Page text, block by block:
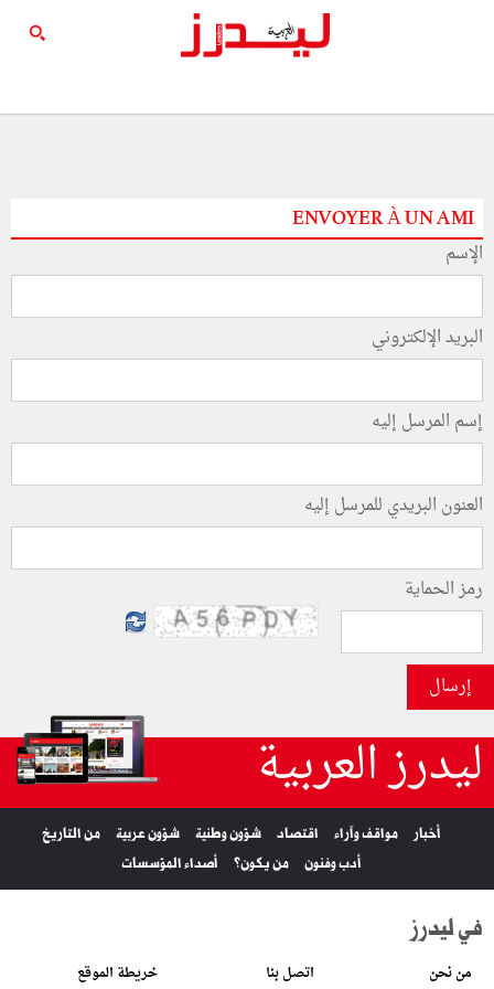
ENVOYER À UN AMI
الإسم
البريد الإلكتروني
إسم المرسل إليه
العنون البريدي للمرسل إليه
رمز الحماية
إرسال
ليدرز العربية
أخبار مواقف وآراء اقتصاد شؤون وطنية شؤون عربية
من التاريخ
أدب وفنون
من يكون؟ أصداء المؤسسات
في ليدرز
من نحن اتصل بنا خريطة الموقع